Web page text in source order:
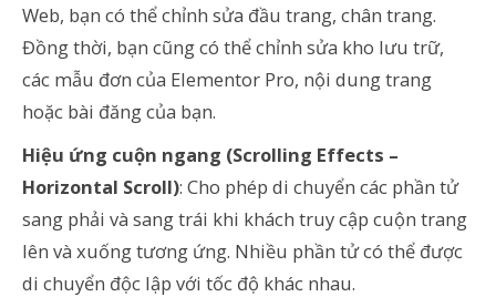
Web, bạn có thể chỉnh sửa đầu trang, chân trang.
Đồng thời, bạn cũng có thể chỉnh sửa kho lưu trữ,
các mẫu đơn của Elementor Pro, nội dung trang
hoặc bài đăng của bạn.
Hiệu ứng cuộn ngang (Scrolling Effects –
Horizontal Scroll): Cho phép di chuyển các phần tử
sang phải và sang trái khi khách truy cập cuộn trang
lên và xuống tương ứng. Nhiều phần tử có thể được
di chuyển độc lập với tốc độ khác nhau.